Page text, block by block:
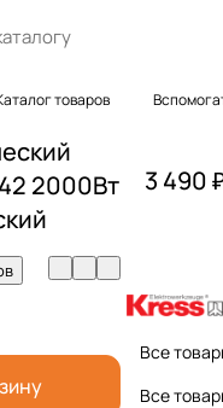
товаров
2000Вт
3 490
Все
Все